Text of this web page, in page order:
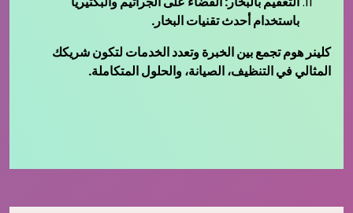
باستخدام أحدث تقنيات البخار.
كلينر هوم تجمع بين الخبرة وتعدد الخدمات لتكون شريكك
المثالي في التنظيف، الصيانة، والحلول المتكاملة.